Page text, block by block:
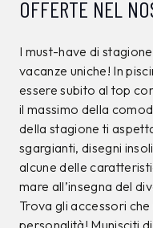
OFFERTE NEL
I must-have di
vacanze uniche! In
essere subito al top
il massimo della
della stagione ti
sgargianti, disegni
alcune delle
mare all’insegna del
Trova gli accessori
personalità! Munisciti